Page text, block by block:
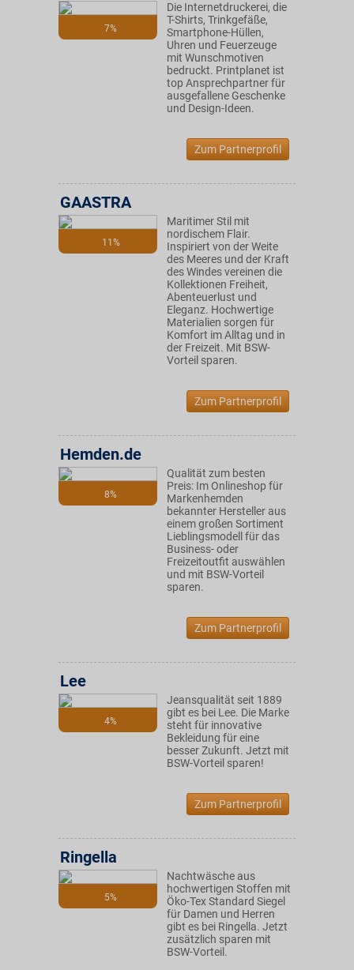
7%
Die Internetdruckerei, die
T-Shirts, Trinkgefäße,
Smartphone-Hüllen,
Uhren und Feuerzeuge
mit Wunschmotiven
bedruckt. Printplanet ist
top Ansprechpartner für
ausgefallene Geschenke
und Design-Ideen.
Zum Partnerprofil
11%
GAASTRA
Maritimer Stil mit
nordischem Flair.
Inspiriert von der Weite
des Meeres und der Kraft
des Windes vereinen die
Kollektionen Freiheit,
Abenteuerlust und
Eleganz. Hochwertige
Materialien sorgen für
Komfort im Alltag und in
der Freizeit. Mit BSW-
Vorteil sparen.
Zum Partnerprofil
8%
Hemden.de
Qualität zum besten
Preis: Im Onlineshop für
Markenhemden
bekannter Hersteller aus
einem großen Sortiment
Lieblingsmodell für das
Business- oder
Freizeitoutfit auswählen
und mit BSW-Vorteil
sparen.
Zum Partnerprofil
4%
Lee
Jeansqualität seit 1889
gibt es bei Lee. Die Marke
steht für innovative
Bekleidung für eine
besser Zukunft. Jetzt mit
BSW-Vorteil sparen!
Zum Partnerprofil
5%
Ringella
Nachtwäsche aus
hochwertigen Stoffen mit
Öko-Tex Standard Siegel
für Damen und Herren
gibt es bei Ringella. Jetzt
zusätzlich sparen mit
BSW-Vorteil.